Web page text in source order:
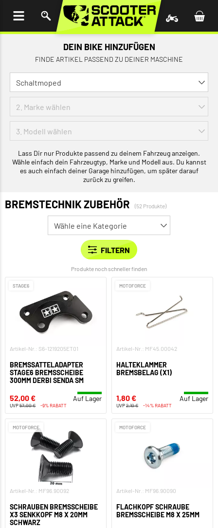
DEIN BIKE HINZUFÜGEN
FINDE ARTIKEL PASSEND ZU DEINER MASCHINE
Lass Dir nur Produkte passend zu deinem Fahrzeug anzeigen.
Wähle einfach dein Fahrzeugtyp, Marke und Modell aus. Du kannst
es auch einfach deiner Garage hinzufügen, um später darauf
zurück zu greifen.
BREMSTECHNIK ZUBEHÖR (52 Produkte)
Produkte noch schneller finden
STAGE6
Artikel-Nr.: S6-1219205ET01
BREMSSATTELADAPTER
STAGE6 BREMSSCHEIBE
300MM DERBI SENDA SM
52,00 € Auf Lager
UVP57,00 € -9% RABATT
MOTOFORCE
Artikel-Nr.: MF45.00042
HALTEKLAMMER
BREMSBELAG (X1)
1,80 € Auf Lager
UVP2,10 € -14% RABATT
MOTOFORCE
Artikel-Nr.: MF96.90092
SCHRAUBEN BREMSSCHEIBE
X3 SENKKOPF M8 X 20MM
SCHWARZ
MOTOFORCE
Artikel-Nr.: MF96.90090
FLACHKOPF SCHRAUBE
BREMSSCHEIBE M8 X 25MM